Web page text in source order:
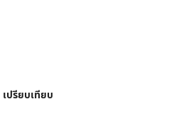
เปรียบเทียบ